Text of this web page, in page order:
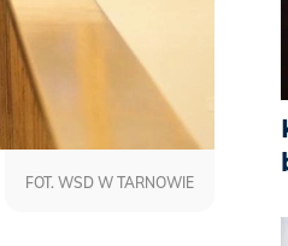
FOT. WSD W TARNOWIE